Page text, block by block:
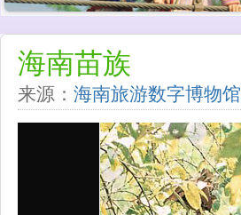
海南苗族
来源： 海南旅游数字博物馆